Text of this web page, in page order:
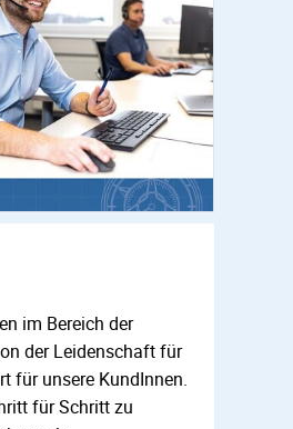
im Bereich der
der Leidenschaft für
für unsere KundInnen.
für Schritt zu